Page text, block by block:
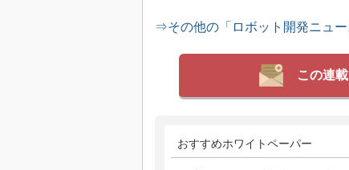
⇒その他の「ロボット開発ニュ
この連
おすすめホワイトペーパー